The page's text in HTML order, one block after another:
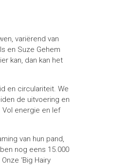
variërend van
en Suze Gehem
kan, dan kan het
en circulariteit. We
de uitvoering en
Vol energie en lef
van hun pand,
nog eens 15.000
‘Big Hairy